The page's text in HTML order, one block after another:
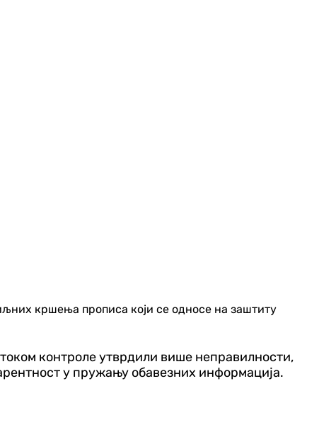
кршења прописа који се односе на заштиту
контроле утврдили више неправилности,
у пружању обавезних информација.